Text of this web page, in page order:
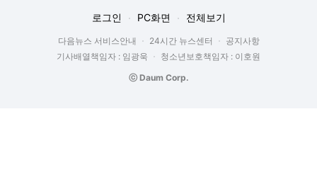
로그인 PC화면 전체보기
다음뉴스 서비스안내 24시간 뉴스센터
공지사항
기사배열책임자 : 임광욱
청소년보호책임자 : 이호원
ⓒ Daum Corp.